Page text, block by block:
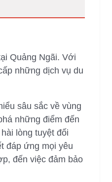
Quảng Ngãi. Với
những dịch vụ du
sâu sắc về vùng
những điểm đến
lòng tuyệt đối
đáp ứng mọi yêu
đến việc đảm bảo